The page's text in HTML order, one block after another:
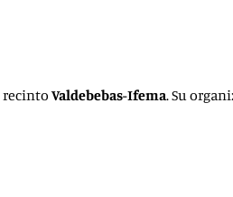
recintoValdebebas-Ifema. Su